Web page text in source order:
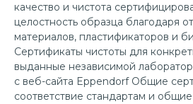
качество и чистота
целостность образца благодаря
материалов, пластификаторов и
Сертификаты чистоты для
выданные независимой
с веб-сайта Eppendorf Общие
соответствие стандартам и